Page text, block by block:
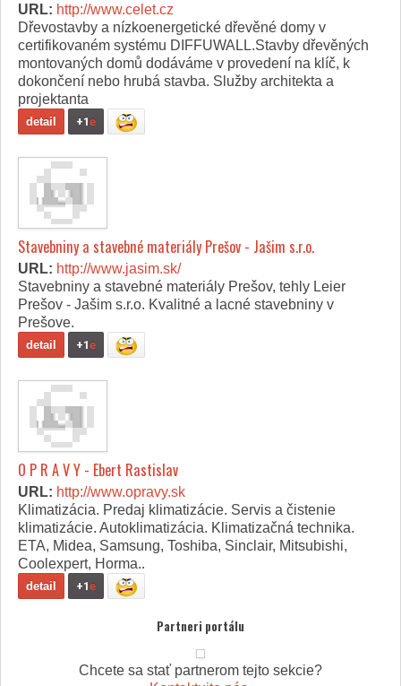
URL: http://www.celet.cz
Dřevostavby a nízkoenergetické dřevěné domy v
certifikovaném systému DIFFUWALL.Stavby dřevěných
montovaných domů dodáváme v provedení na klíč, k
dokončení nebo hrubá stavba. Služby architekta a
projektanta
detail +1e
Stavebniny a stavebné materiály Prešov - Jašim s.r.o.
URL: http://www.jasim.sk/
Stavebniny a stavebné materiály Prešov, tehly Leier
Prešov - Jašim s.r.o. Kvalitné a lacné stavebniny v
Prešove.
detail +1e
O P R A V Y - Ebert Rastislav
URL: http://www.opravy.sk
Klimatizácia. Predaj klimatizácie. Servis a čistenie
klimatizácie. Autoklimatizácia. Klimatizačná technika.
ETA, Midea, Samsung, Toshiba, Sinclair, Mitsubishi,
Coolexpert, Horma..
detail +1e
Partneri portálu
Chcete sa stať partnerom tejto sekcie?